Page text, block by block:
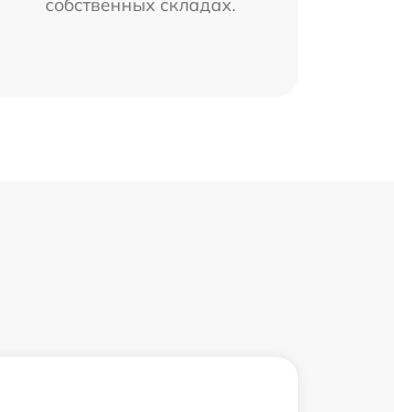
собственных складах.